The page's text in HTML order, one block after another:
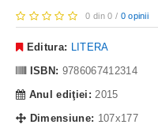
0 din 0 / 0 opinii
Editura: LITERA
ISBN: 9786067412314
Anul ediţiei: 2015
Dimensiune: 107x177